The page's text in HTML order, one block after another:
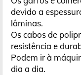
devido a
lâminas.
Os cabos de
resistência e
Podem ir à
dia a dia.